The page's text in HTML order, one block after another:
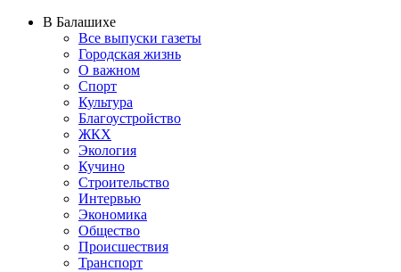
В Балашихе
Все выпуски газеты
Городская жизнь
О важном
Спорт
Культура
Благоустройство
ЖКХ
Экология
Кучино
Строительство
Интервью
Экономика
Общество
Происшествия
Транспорт